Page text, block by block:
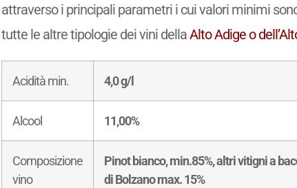
attraverso i principali parametri i cui valori minimi
tutte le altre tipologie dei vini dellaAlto Adige o
Acidità min. 4,0 g/l
Alcool 11,00%
Composizione
vino
Pinot bianco, min.85%, altri vitigni a
di Bolzano max. 15%